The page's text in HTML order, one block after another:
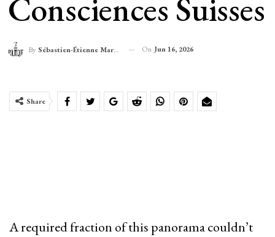
Consciences Suisses
By Sébastien-Étienne Marechal On Jun 16, 2026
Share
A required fraction of this panorama couldn’t